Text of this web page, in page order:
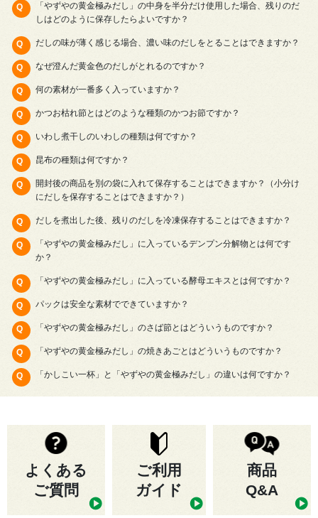
「やずやの黄金極みだし」の中身を半分だけ使用した場合、残りのだ
しはどのように保存したらよいですか？
だしの味が薄く感じる場合、濃い味のだしをとることはできますか？
なぜ澄んだ黄金色のだしがとれるのですか？
何の素材が一番多く入っていますか？
かつお枯れ節とはどのような種類のかつお節ですか？
いわし煮干しのいわしの種類は何ですか？
昆布の種類は何ですか？
開封後の商品を別の袋に入れて保存することはできますか？（小分け
にだしを保存することはできますか？）
だしを煮出した後、残りのだしを冷凍保存することはできますか？
「やずやの黄金極みだし」に入っているデンプン分解物とは何です
か？
「やずやの黄金極みだし」に入っている酵母エキスとは何ですか？
パックは安全な素材でできていますか？
「やずやの黄金極みだし」のさば節とはどういうものですか？
「やずやの黄金極みだし」の焼きあごとはどういうものですか？
「かしこい一杯」と「やずやの黄金極みだし」の違いは何ですか？
よくある
ご質問
ご利用
ガイド
商品
Q&A